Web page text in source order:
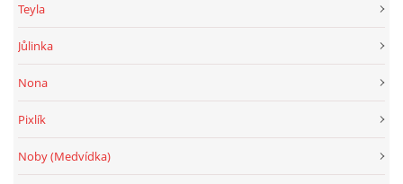
Teyla
Jůlinka
Nona
Pixlík
Noby (Medvídka)